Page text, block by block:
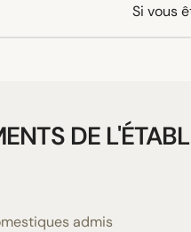
Si vous
DE
admis